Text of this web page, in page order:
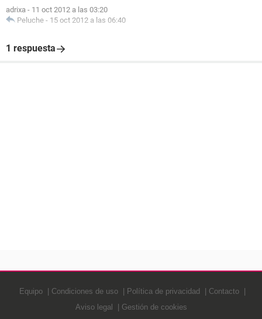
adrixa - 11 oct 2012 a las 03:20
Peluche - 15 oct 2012 a las 06:40
1 respuesta
Equipo Condiciones de uso Política de privacidad
Contacto
Aviso legal
Gestión de cookies